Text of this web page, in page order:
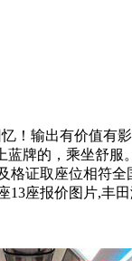
！输出有价值有
牌的，乘坐舒服
证取座位相符全
13座报价图片,丰